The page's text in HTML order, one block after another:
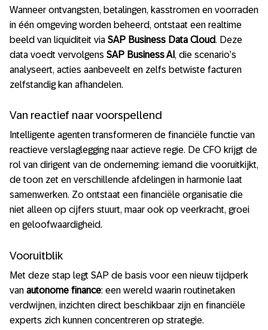
Wanneer ontvangsten, betalingen, kasstromen en voorraden
in één omgeving worden beheerd, ontstaat een realtime
beeld van liquiditeit via SAP Business Data Cloud. Deze
data voedt vervolgens SAP Business AI, die scenario’s
analyseert, acties aanbeveelt en zelfs betwiste facturen
zelfstandig kan afhandelen.
Van reactief naar voorspellend
Intelligente agenten transformeren de financiële functie van
reactieve verslaglegging naar actieve regie. De CFO krijgt de
rol van dirigent van de onderneming: iemand die vooruitkijkt,
de toon zet en verschillende afdelingen in harmonie laat
samenwerken. Zo ontstaat een financiële organisatie die
niet alleen op cijfers stuurt, maar ook op veerkracht, groei
en geloofwaardigheid.
Vooruitblik
Met deze stap legt SAP de basis voor een nieuw tijdperk
van autonome finance: een wereld waarin routinetaken
verdwijnen, inzichten direct beschikbaar zijn en financiële
experts zich kunnen concentreren op strategie.